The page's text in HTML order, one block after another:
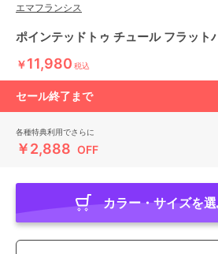
エマフランシス
ポインテッドトゥ チュール フラット
￥11,980 税込
セール終了まで
各種特典利用でさらに
￥2,888 OFF
カラー・サイズを